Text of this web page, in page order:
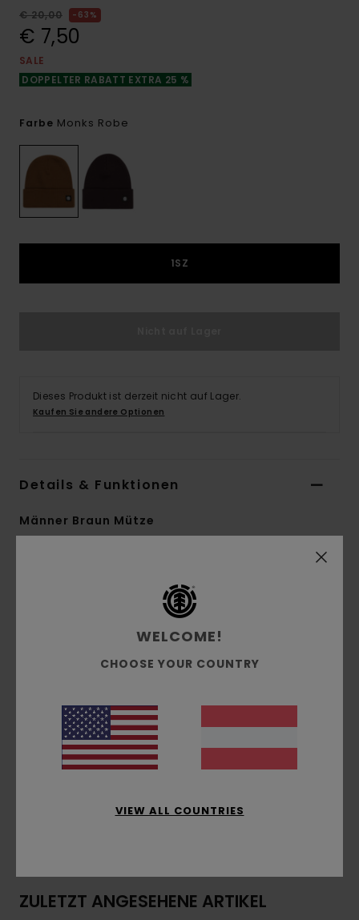
€ 20,00 63%
€ 7,50
SALE
DOPPELTER RABATT EXTRA 25 %
Farbe Monks Robe
1SZ
Dieses Produkt ist derzeit nicht auf Lager.
Kaufen Sie andere Optionen
Details & Funktionen
Männer Braun Mütze
Einfarbiger Stoff aus Acryl
Passform: Standard-Profil
Baumlogo vorne
Andere Features: Einheitsgröße
Zusammensetzung[Hauptstoff] 100 % Acryl
ZULETZT ANGESEHENE ARTIKEL
WELCOME!
CHOOSE YOUR COUNTRY
VIEW ALL COUNTRIES